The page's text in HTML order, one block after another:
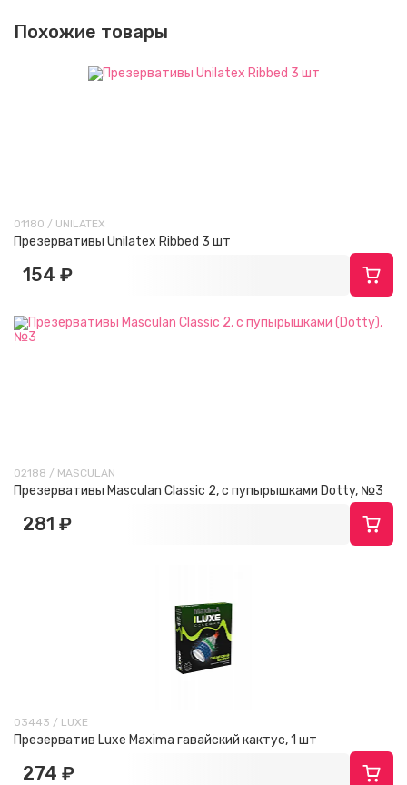
Похожие товары
01180 / UNILATEX
Презервативы Unilatex Ribbed 3 шт
154 ₽
02188 / MASCULAN
Презервативы Masculan Classic 2, с пупырышками Dotty, №3
281 ₽
03443 / LUXE
Презерватив Luxe Maxima гавайский кактус, 1 шт
274 ₽